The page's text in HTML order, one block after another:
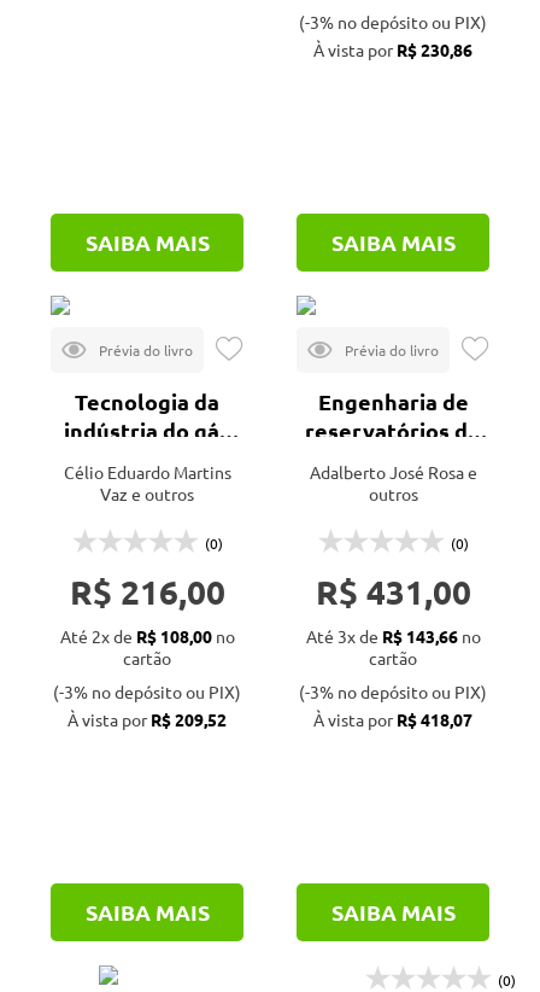
SAIBA MAIS
(-3% no depósito ou PIX)
À vista porR$ 230,86
SAIBA MAIS
Tecnologia da
indústria do gás
natural
Célio Eduardo Martins
Vaz e outros
(0)
R$ 216,00
Até 2x de R$ 108,00no
cartão
(-3% no depósito ou PIX)
À vista porR$ 209,52
SAIBA MAIS
Engenharia de
reservatórios de
petróleo
Adalberto José Rosa e
outros
(0)
R$ 431,00
Até 3x de R$ 143,66no
cartão
(-3% no depósito ou PIX)
À vista porR$ 418,07
SAIBA MAIS
(0)